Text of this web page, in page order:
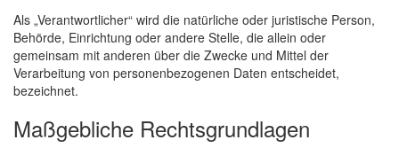
Als „Verantwortlicher“ wird die natürliche oder juristische Person,
Behörde, Einrichtung oder andere Stelle, die allein oder
gemeinsam mit anderen über die Zwecke und Mittel der
Verarbeitung von personenbezogenen Daten entscheidet,
bezeichnet.
Maßgebliche Rechtsgrundlagen